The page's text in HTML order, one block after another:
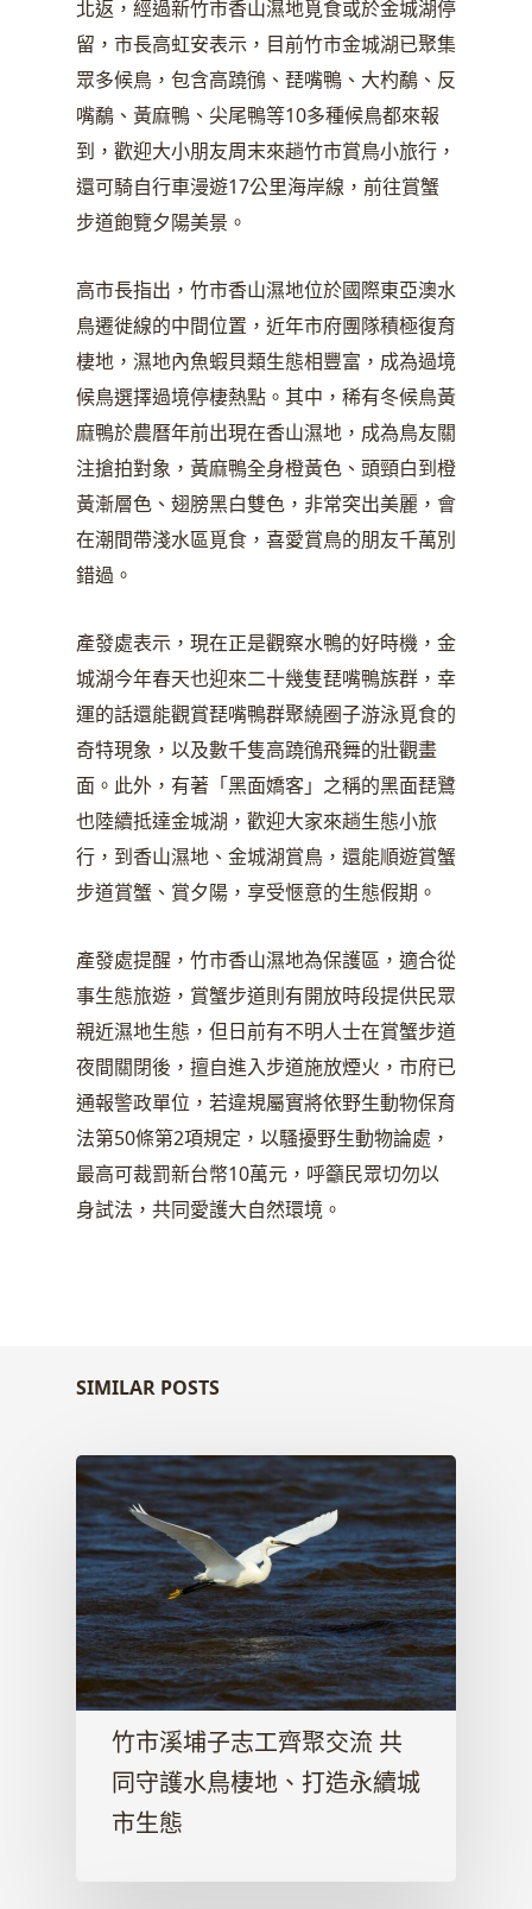
北返，經過新竹市香山濕地覓食或於金城湖停
留，市長高虹安表示，目前竹市金城湖已聚集
眾多候鳥，包含高蹺鴴、琵嘴鴨、大杓鷸、反
嘴鷸、黃麻鴨、尖尾鴨等10多種候鳥都來報
到，歡迎大小朋友周末來趟竹市賞鳥小旅行，
還可騎自行車漫遊17公里海岸線，前往賞蟹
步道飽覽夕陽美景。
高市長指出，竹市香山濕地位於國際東亞澳水
鳥遷徙線的中間位置，近年市府團隊積極復育
棲地，濕地內魚蝦貝類生態相豐富，成為過境
候鳥選擇過境停棲熱點。其中，稀有冬候鳥黃
麻鴨於農曆年前出現在香山濕地，成為鳥友關
注搶拍對象，黃麻鴨全身橙黃色、頭頸白到橙
黃漸層色、翅膀黑白雙色，非常突出美麗，會
在潮間帶淺水區覓食，喜愛賞鳥的朋友千萬別
錯過。
產發處表示，現在正是觀察水鴨的好時機，金
城湖今年春天也迎來二十幾隻琵嘴鴨族群，幸
運的話還能觀賞琵嘴鴨群聚繞圈子游泳覓食的
奇特現象，以及數千隻高蹺鴴飛舞的壯觀畫
面。此外，有著「黑面嬌客」之稱的黑面琵鷺
也陸續抵達金城湖，歡迎大家來趟生態小旅
行，到香山濕地、金城湖賞鳥，還能順遊賞蟹
步道賞蟹、賞夕陽，享受愜意的生態假期。
產發處提醒，竹市香山濕地為保護區，適合從
事生態旅遊，賞蟹步道則有開放時段提供民眾
親近濕地生態，但日前有不明人士在賞蟹步道
夜間關閉後，擅自進入步道施放煙火，市府已
通報警政單位，若違規屬實將依野生動物保育
法第50條第2項規定，以騷擾野生動物論處，
最高可裁罰新台幣10萬元，呼籲民眾切勿以
身試法，共同愛護大自然環境。
SIMILAR POSTS
竹市溪埔子志工齊聚交流 共
同守護水鳥棲地、打造永續城
市生態